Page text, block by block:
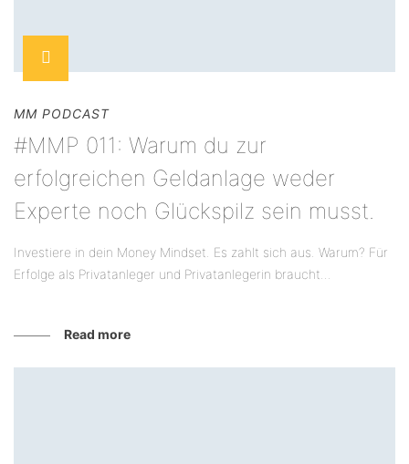
MM PODCAST
#MMP 011: Warum du zur
erfolgreichen Geldanlage weder
Experte noch Glückspilz sein musst.
Investiere in dein Money Mindset. Es zahlt sich aus. Warum? Für
Erfolge als Privatanleger und Privatanlegerin braucht...
Read more